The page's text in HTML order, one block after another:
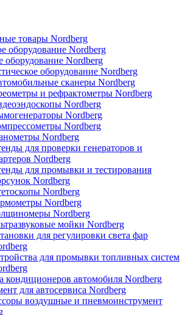
товары Nordberg
оборудование Nordberg
оборудование Nordberg
оборудование Nordberg
сканеры Nordberg
и рефрактометры Nordberg
Nordberg
Nordberg
Nordberg
Nordberg
для проверки генераторов и
Nordberg
для промывки и тестирования
Nordberg
Nordberg
Nordberg
Nordberg
мойки Nordberg
для регулировки света фар
для промывки топливных систем
кондиционеров автомобиля Nordberg
для автосервиса Nordberg
воздушные и пневмоинструмент